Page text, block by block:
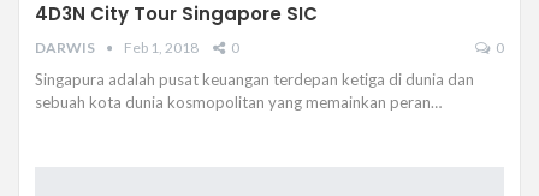
4D3N City Tour Singapore SIC
DARWIS Feb 1, 2018 0 0
Singapura adalah pusat keuangan terdepan ketiga di dunia dan
sebuah kota dunia kosmopolitan yang memainkan peran…